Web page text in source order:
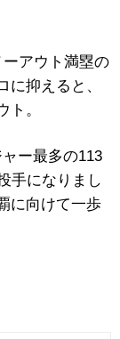
アウト満塁の
に抑えると、
。
ー最多の113
手になりまし
に向けて一歩